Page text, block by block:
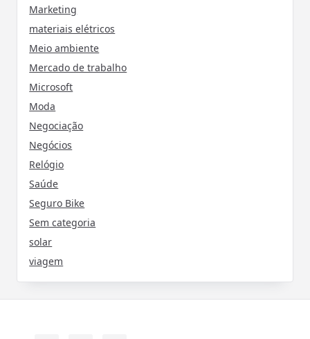
Marketing
materiais elétricos
Meio ambiente
Mercado de trabalho
Microsoft
Moda
Negociação
Negócios
Relógio
Saúde
Seguro Bike
Sem categoria
solar
viagem